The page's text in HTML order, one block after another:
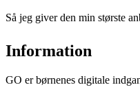
Så jeg giver den min største
Information
GO er børnenes digitale